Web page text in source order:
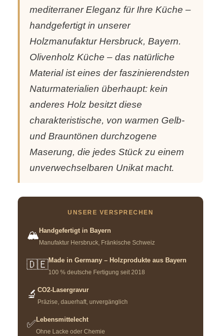
mediterraner Eleganz für Ihre Küche –
handgefertigt in unserer
Holzmanufaktur Hersbruck, Bayern.
Olivenholz Küche – das natürliche
Material ist eines der faszinierendsten
Naturmaterialien überhaupt: kein
anderes Holz besitzt diese
charakteristische, von warmen Gelb-
und Brauntönen durchzogene
Maserung, die jedes Stück zu einem
unverwechselbaren Unikat macht.
UNSERE VERSPRECHEN
🏔️ Handgefertigt in Bayern
Manufaktur Hersbruck, Fränkische Schweiz
🇩🇪Made in Germany – Holzprodukte aus Bayern
100 % deutsche Fertigung seit 2018
🔬 CO2-Lasergravur
Präzise, dauerhaft, unvergänglich
✅ Lebensmittelecht
Ohne Lacke oder Chemie